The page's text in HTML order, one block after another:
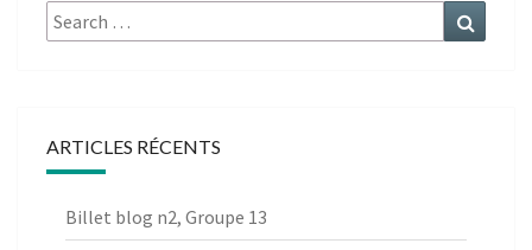
Search
for:
ARTICLES RÉCENTS
Billet blog n2, Groupe 13